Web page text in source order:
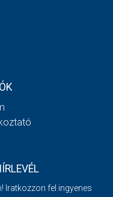
Iratkozzon fel ingyenes